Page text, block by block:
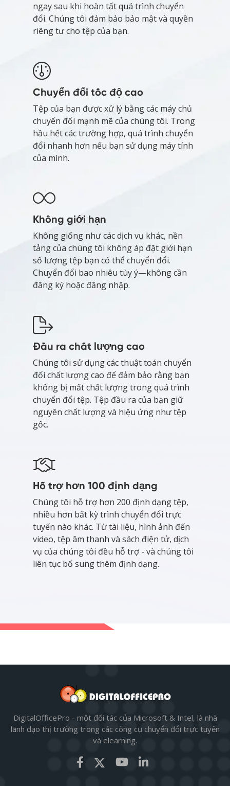
ngay sau khi hoàn tất quá trình chuyển
đổi. Chúng tôi đảm bảo bảo mật và quyền
riêng tư cho tệp của bạn.
Chuyển đổi tốc độ cao
Tệp của bạn được xử lý bằng các máy chủ
chuyển đổi mạnh mẽ của chúng tôi. Trong
hầu hết các trường hợp, quá trình chuyển
đổi nhanh hơn nếu bạn sử dụng máy tính
của mình.
Không giới hạn
Không giống như các dịch vụ khác, nền
tảng của chúng tôi không áp đặt giới hạn
số lượng tệp bạn có thể chuyển đổi.
Chuyển đổi bao nhiêu tùy ý—không cần
đăng ký hoặc đăng nhập.
Đầu ra chất lượng cao
Chúng tôi sử dụng các thuật toán chuyển
đổi chất lượng cao để đảm bảo rằng bạn
không bị mất chất lượng trong quá trình
chuyển đổi tệp. Tệp đầu ra của bạn giữ
nguyên chất lượng và hiệu ứng như tệp
gốc.
Hỗ trợ hơn 100 định dạng
Chúng tôi hỗ trợ hơn 200 định dạng tệp,
nhiều hơn bất kỳ trình chuyển đổi trực
tuyến nào khác. Từ tài liệu, hình ảnh đến
video, tệp âm thanh và sách điện tử, dịch
vụ của chúng tôi đều hỗ trợ - và chúng tôi
liên tục bổ sung thêm định dạng.
DigitalOfficePro - một đối tác của Microsoft & Intel, là nhà
lãnh đạo thị trường trong các công cụ chuyển đổi trực tuyến
và elearning.